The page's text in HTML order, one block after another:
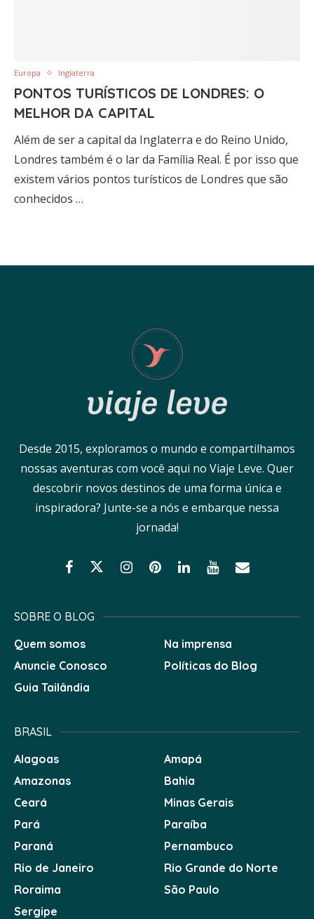
Europa Inglaterra
PONTOS TURÍSTICOS DE LONDRES: O
MELHOR DA CAPITAL
Além de ser a capital da Inglaterra e do Reino Unido,
Londres também é o lar da Família Real. É por isso que
existem vários pontos turísticos de Londres que são
conhecidos …
Desde 2015, exploramos o mundo e compartilhamos
nossas aventuras com você aqui no Viaje Leve. Quer
descobrir novos destinos de uma forma única e
inspiradora? Junte-se a nós e embarque nessa
jornada!
SOBRE O BLOG
Quem somos
Na imprensa
Anuncie Conosco
Políticas do Blog
Guia Tailândia
BRASIL
Alagoas
Amapá
Amazonas
Bahia
Ceará
Minas Gerais
Pará
Paraíba
Paraná
Pernambuco
Rio de Janeiro
Rio Grande do Norte
Roraima
São Paulo
Sergipe